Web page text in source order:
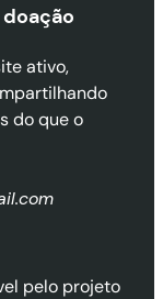
o
ativo,
do que o
pelo projeto